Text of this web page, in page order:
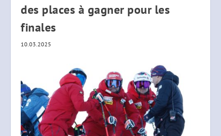
des places à gagner pour les
finales
10.03.2025